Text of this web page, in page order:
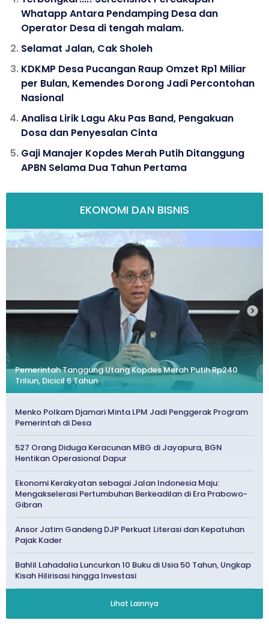
Whatapp Antara Pendamping Desa dan
Operator Desa di tengah malam.
Selamat Jalan, Cak Sholeh
KDKMP Desa Pucangan Raup Omzet Rp1 Miliar
per Bulan, Kemendes Dorong Jadi Percontohan
Nasional
Analisa Lirik Lagu Aku Pas Band, Pengakuan
Dosa dan Penyesalan Cinta
Gaji Manajer Kopdes Merah Putih Ditanggung
APBN Selama Dua Tahun Pertama
EKONOMI DAN BISNIS
Pemerintah Tanggung Utang Kopdes Merah Putih Rp240
Triliun, Dicicil 6 Tahun
Menko Polkam Djamari Minta LPM Jadi Penggerak Program
Pemerintah di Desa
527 Orang Diduga Keracunan MBG di Jayapura, BGN
Hentikan Operasional Dapur
Ekonomi Kerakyatan sebagai Jalan Indonesia Maju:
Mengakselerasi Pertumbuhan Berkeadilan di Era Prabowo-
Gibran
Ansor Jatim Gandeng DJP Perkuat Literasi dan Kepatuhan
Pajak Kader
Bahlil Lahadalia Luncurkan 10 Buku di Usia 50 Tahun, Ungkap
Kisah Hilirisasi hingga Investasi
Lihat Lainnya